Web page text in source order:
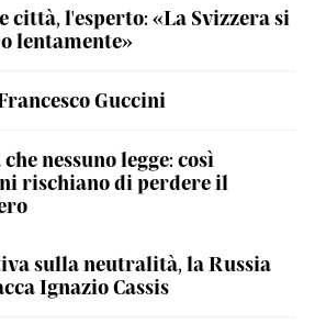
città, l'esperto: «La Svizzera si
lentamente»
Guccini
nessuno legge: così
rischiano di perdere il
sulla neutralità, la Russia
Ignazio Cassis